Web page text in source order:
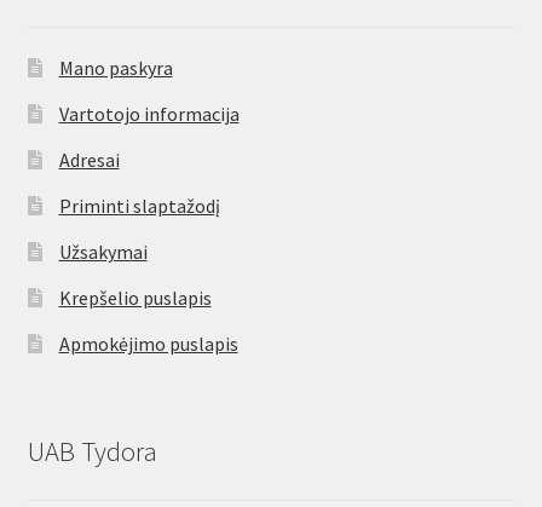
Mano paskyra
Vartotojo informacija
Adresai
Priminti slaptažodį
Užsakymai
Krepšelio puslapis
Apmokėjimo puslapis
UAB Tydora